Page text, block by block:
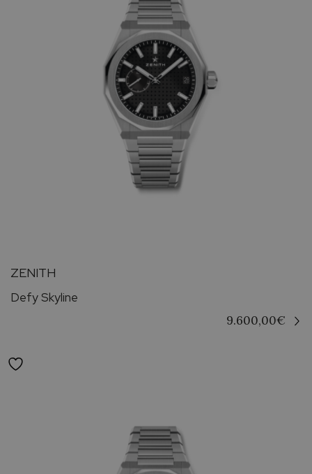
ZENITH
Defy Skyline
9.600,00€